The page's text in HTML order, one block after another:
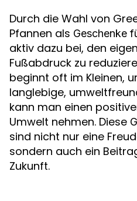
Durch die Wahl von
Pfannen als Geschenke
aktiv dazu bei, den
Fußabdruck zu
beginnt oft im Kleinen,
langlebige,
kann man einen
Umwelt nehmen. Diese
sind nicht nur eine
sondern auch ein
Zukunft.